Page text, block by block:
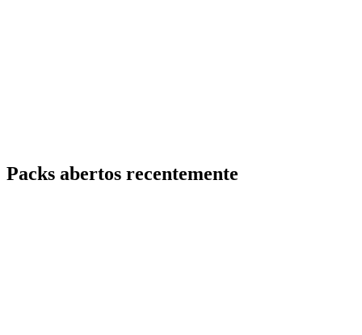
Packs abertos recentemente